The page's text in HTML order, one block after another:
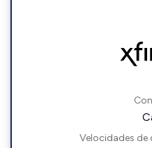
Velocidades de